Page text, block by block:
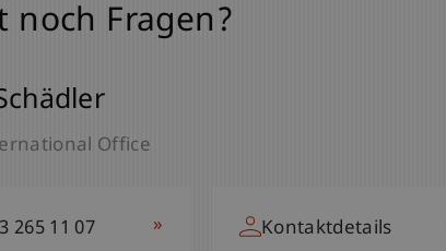
noch Fragen?
Office
265 11 07 » Kontaktdetails